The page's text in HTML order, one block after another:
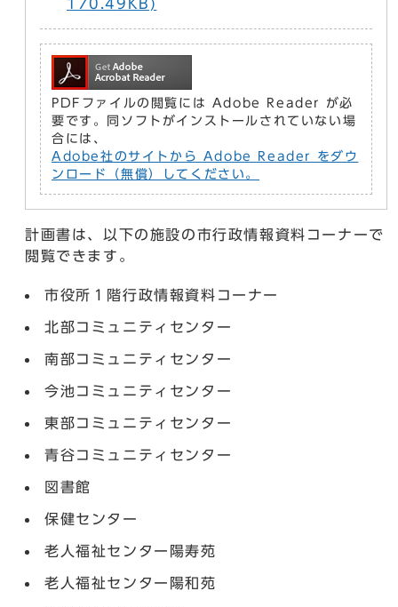
170.49KB)
PDFファイルの閲覧には Adobe Reader が必
要です。同ソフトがインストールされていない場
合には、
Adobe社のサイトから Adobe Reader をダウ
ンロード（無償）してください。
計画書は、以下の施設の市行政情報資料コーナーで
閲覧できます。
市役所１階行政情報資料コーナー
北部コミュニティセンター
南部コミュニティセンター
今池コミュニティセンター
東部コミュニティセンター
青谷コミュニティセンター
図書館
保健センター
老人福祉センター陽寿苑
老人福祉センター陽和苑